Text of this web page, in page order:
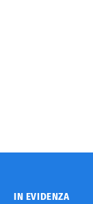
IN EVIDENZA